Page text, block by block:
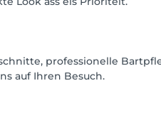
professionelle
auf Ihren Besuch.